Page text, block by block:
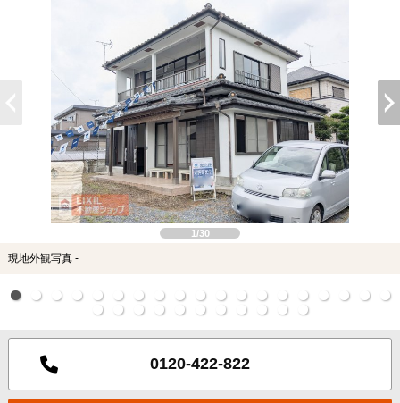
1/30
現地外観写真 -
0120-422-822